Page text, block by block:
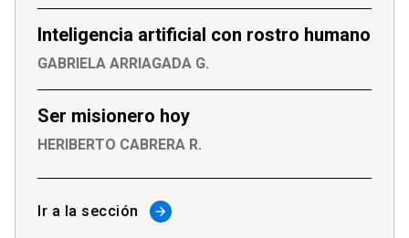
Inteligencia artificial con rostro humano
GABRIELA ARRIAGADA G.
Ser misionero hoy
HERIBERTO CABRERA R.
Ir a la sección arrow_forward